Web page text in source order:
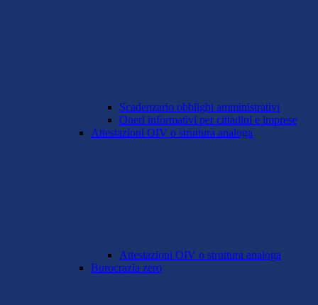
Scadenzario obblighi amministrativi
Oneri informativi per cittadini e imprese
Attestazioni OIV o struttura analoga
Attestazioni OIV o struttura analoga
Burocrazia zero